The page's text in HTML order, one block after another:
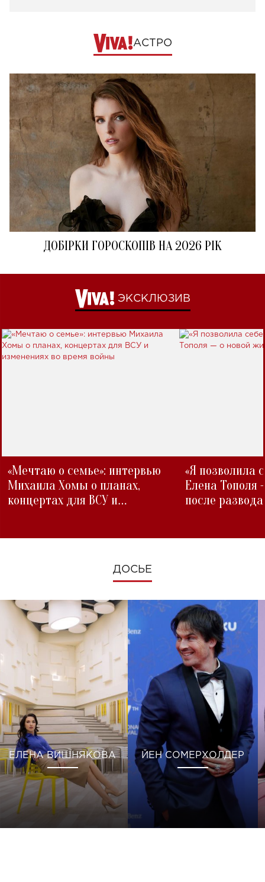
АСТРО
ДОБІРКИ ГОРОСКОПІВ НА 2026 РІК
ЭКСКЛЮЗИВ
«Мечтаю о семье»: интервью
Михаила Хомы о планах,
концертах для ВСУ и
«Я позволила
Елена Тополя
после развода
ДОСЬЕ
ЕЛЕНА ВИШНЯКОВА ЙЕН СОМЕРХОЛДЕР